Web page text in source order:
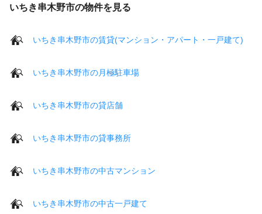
いちき串木野市の物件を見る
いちき串木野市の賃貸(マンション・アパート・一戸建て)
いちき串木野市の月極駐車場
いちき串木野市の貸店舗
いちき串木野市の貸事務所
いちき串木野市の中古マンション
いちき串木野市の中古一戸建て